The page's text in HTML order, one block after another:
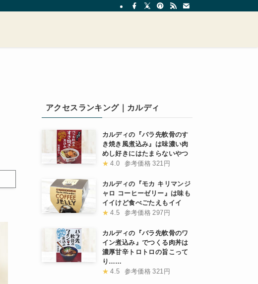
アクセスランキング｜カルディ
カルディの『バラ先軟骨のす
き焼き風煮込み』は味濃い肉
めし好きにはたまらないやつ
★ 4.0 参考価格 321円
カルディの『モカ キリマンジ
ャロ コーヒーゼリー』は味も
イイけど食べごたえもイイ
★ 4.5 参考価格 297円
カルディの『バラ先軟骨のワ
イン煮込み』でつくる肉丼は
濃厚甘辛トロトロの旨こって
り……
★ 4.5 参考価格 321円